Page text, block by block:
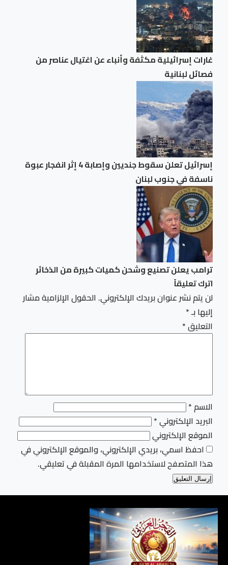
غارات إسرائيلية مكثفة وأنباء عن اغتيال عناصر من
فصائل لبنانية
إسرائيل تعلن سقوط جنديين وإصابة 4 إثر انفجار عبوة
ناسفة في جنوب لبنان
ترامب يعلن تصنيع وشحن كميات كبيرة من الذخائر
اترك تعليقاً
لن يتم نشر عنوان بريدك الإلكتروني. الحقول الإلزامية مشار
إليها بـ*
التعليق*
الاسم*
البريد الإلكتروني*
الموقع الإلكتروني
احفظ اسمي، بريدي الإلكتروني، والموقع الإلكتروني في
هذا المتصفح لاستخدامها المرة المقبلة في تعليقي.